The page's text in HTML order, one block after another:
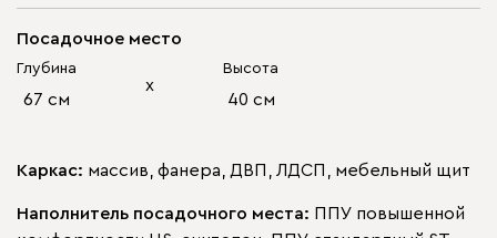
Посадочное место
Глубина
67 см
х
Высота
40 см
Каркас: массив, фанера, ДВП, ЛДСП, мебельный щит
Наполнитель посадочного места: ППУ повышенной